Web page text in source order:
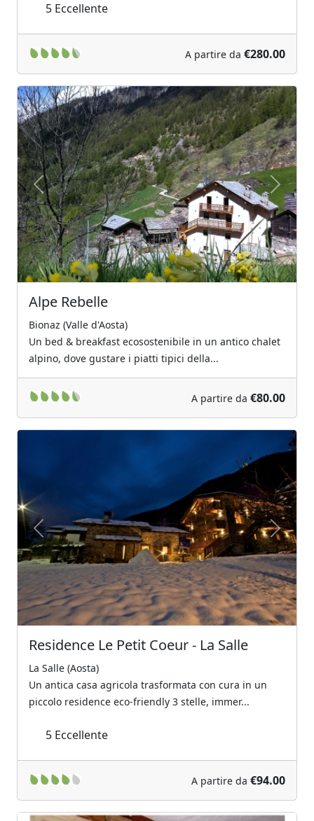
5 Eccellente
A partire da €280.00
Previous Next
Alpe Rebelle
Bionaz (Valle d'Aosta)
Un bed & breakfast ecosostenibile in un antico chalet
alpino, dove gustare i piatti tipici della...
A partire da €80.00
Previous Next
Residence Le Petit Coeur - La Salle
La Salle (Aosta)
Un antica casa agricola trasformata con cura in un
piccolo residence eco-friendly 3 stelle, immer...
5 Eccellente
A partire da €94.00